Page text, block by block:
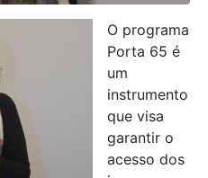
O programa
Porta 65 é
um
instrumento
que visa
garantir o
acesso dos